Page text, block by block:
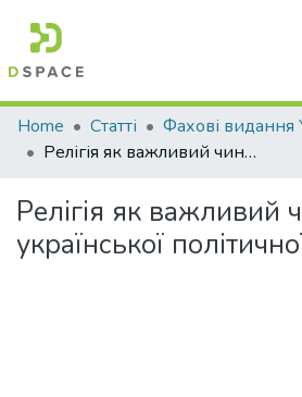
Communities & Collections
All of DSpace
Statistics
Home Статті
Фахові видання
Релігія як важливий чинник нової української політичної реальності
Релігія як важливий
української